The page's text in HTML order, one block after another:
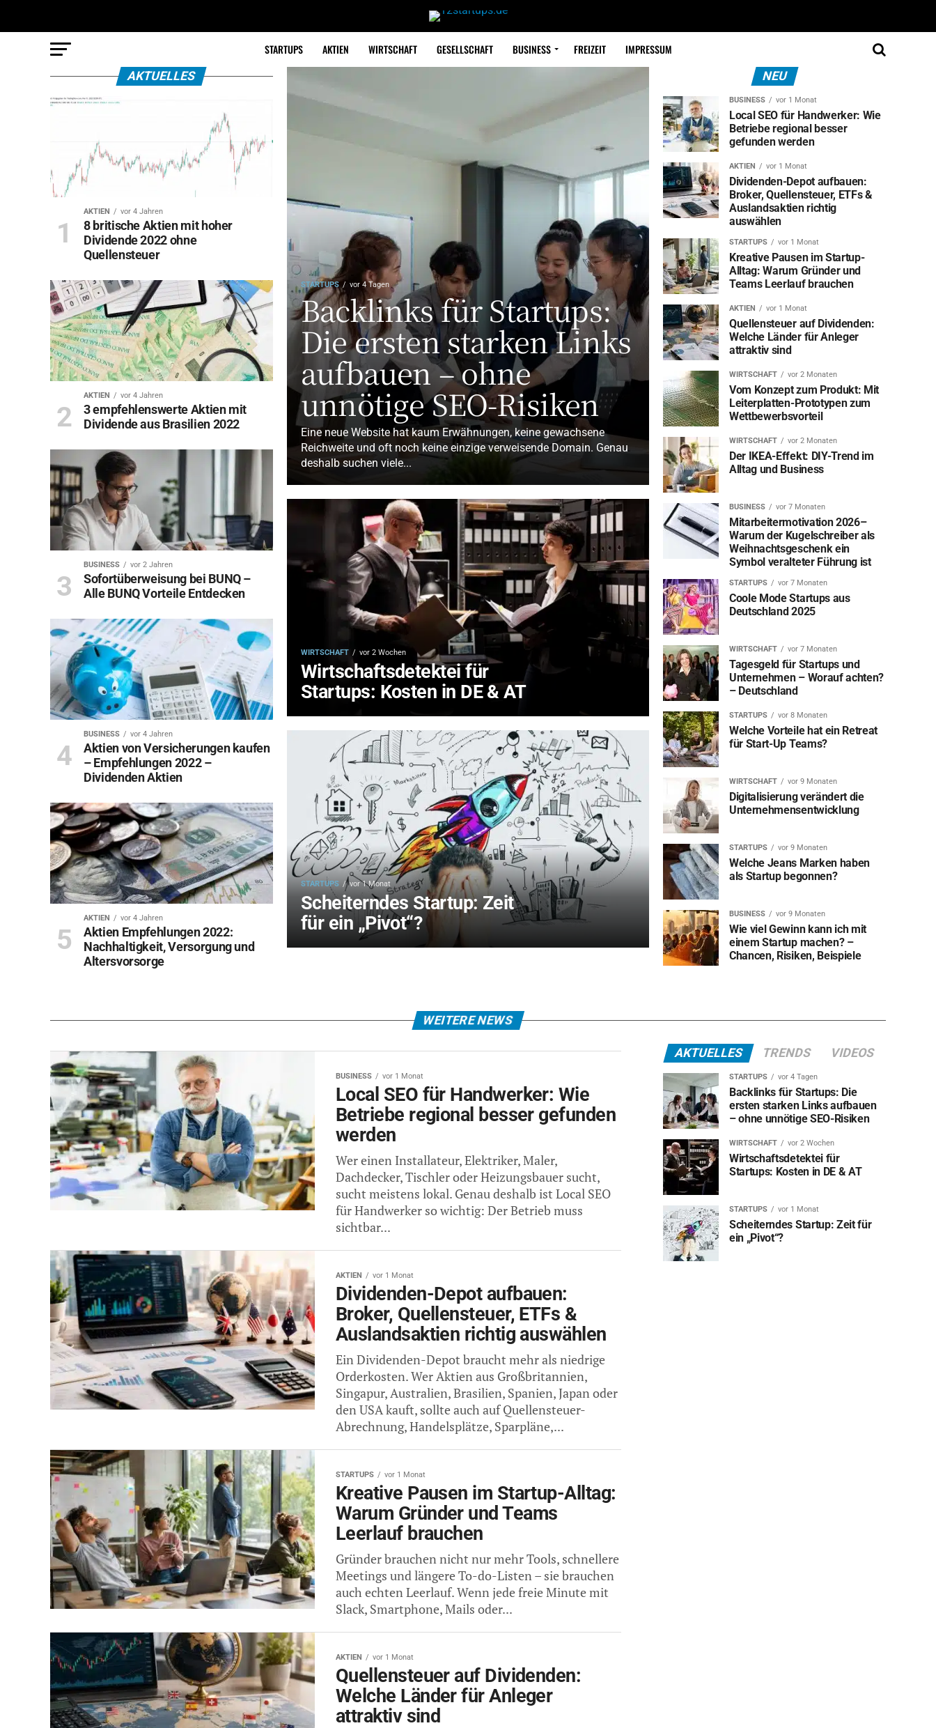
STARTUPS AKTIEN WIRTSCHAFT GESELLSCHAFT BUSINESS FREIZEIT IMPRESSUM
STARTUPS vor 4 Tagen
Backlinks für Startups:
Die ersten starken Links
aufbauen – ohne
unnötige SEO-Risiken
Eine neue Website hat kaum Erwähnungen, keine gewachsene
Reichweite und oft noch keine einzige verweisende Domain. Genau
deshalb suchen viele...
WIRTSCHAFT vor 2 Wochen
Wirtschaftsdetektei für
Startups: Kosten in DE & AT
STARTUPS vor 1 Monat
Scheiterndes Startup: Zeit
für ein „Pivot“?
AKTUELLES
AKTIEN vor 4 Jahren
8 britische Aktien mit hoher
Dividende 2022 ohne
Quellensteuer
AKTIEN vor 4 Jahren
3 empfehlenswerte Aktien mit
Dividende aus Brasilien 2022
BUSINESS vor 2 Jahren
Sofortüberweisung bei BUNQ –
Alle BUNQ Vorteile Entdecken
BUSINESS vor 4 Jahren
Aktien von Versicherungen kaufen
– Empfehlungen 2022 –
Dividenden Aktien
AKTIEN vor 4 Jahren
Aktien Empfehlungen 2022:
Nachhaltigkeit, Versorgung und
Altersvorsorge
NEU
BUSINESS vor 1 Monat
Local SEO für Handwerker: Wie
Betriebe regional besser
gefunden werden
AKTIEN vor 1 Monat
Dividenden-Depot aufbauen:
Broker, Quellensteuer, ETFs &
Auslandsaktien richtig
auswählen
STARTUPS vor 1 Monat
Kreative Pausen im Startup-
Alltag: Warum Gründer und
Teams Leerlauf brauchen
AKTIEN vor 1 Monat
Quellensteuer auf Dividenden:
Welche Länder für Anleger
attraktiv sind
WIRTSCHAFT vor 2 Monaten
Vom Konzept zum Produkt: Mit
Leiterplatten-Prototypen zum
Wettbewerbsvorteil
WIRTSCHAFT vor 2 Monaten
Der IKEA-Effekt: DIY-Trend im
Alltag und Business
BUSINESS vor 7 Monaten
Mitarbeitermotivation 2026–
Warum der Kugelschreiber als
Weihnachtsgeschenk ein
Symbol veralteter Führung ist
STARTUPS vor 7 Monaten
Coole Mode Startups aus
Deutschland 2025
WIRTSCHAFT vor 7 Monaten
Tagesgeld für Startups und
Unternehmen – Worauf achten?
– Deutschland
STARTUPS vor 8 Monaten
Welche Vorteile hat ein Retreat
für Start-Up Teams?
WIRTSCHAFT vor 9 Monaten
Digitalisierung verändert die
Unternehmensentwicklung
STARTUPS vor 9 Monaten
Welche Jeans Marken haben
als Startup begonnen?
BUSINESS vor 9 Monaten
Wie viel Gewinn kann ich mit
einem Startup machen? –
Chancen, Risiken, Beispiele
WEITERE NEWS
BUSINESS vor 1 Monat
Local SEO für Handwerker: Wie
Betriebe regional besser gefunden
werden
Wer einen Installateur, Elektriker, Maler,
Dachdecker, Tischler oder Heizungsbauer sucht,
sucht meistens lokal. Genau deshalb ist Local SEO
für Handwerker so wichtig: Der Betrieb muss
sichtbar...
AKTIEN vor 1 Monat
Dividenden-Depot aufbauen:
Broker, Quellensteuer, ETFs &
Auslandsaktien richtig auswählen
Ein Dividenden-Depot braucht mehr als niedrige
Orderkosten. Wer Aktien aus Großbritannien,
Singapur, Australien, Brasilien, Spanien, Japan oder
den USA kauft, sollte auch auf Quellensteuer-
Abrechnung, Handelsplätze, Sparpläne,...
STARTUPS vor 1 Monat
Kreative Pausen im Startup-Alltag:
Warum Gründer und Teams
Leerlauf brauchen
Gründer brauchen nicht nur mehr Tools, schnellere
Meetings und längere To-do-Listen – sie brauchen
auch echten Leerlauf. Wenn jede freie Minute mit
Slack, Smartphone, Mails oder...
AKTIEN vor 1 Monat
Quellensteuer auf Dividenden:
Welche Länder für Anleger
attraktiv sind
AKTUELLES TRENDS VIDEOS
STARTUPS vor 4 Tagen
Backlinks für Startups: Die
ersten starken Links aufbauen
– ohne unnötige SEO-Risiken
WIRTSCHAFT vor 2 Wochen
Wirtschaftsdetektei für
Startups: Kosten in DE & AT
STARTUPS vor 1 Monat
Scheiterndes Startup: Zeit für
ein „Pivot“?